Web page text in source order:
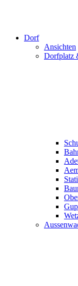
Dorf
Ansichten
Dorfplatz